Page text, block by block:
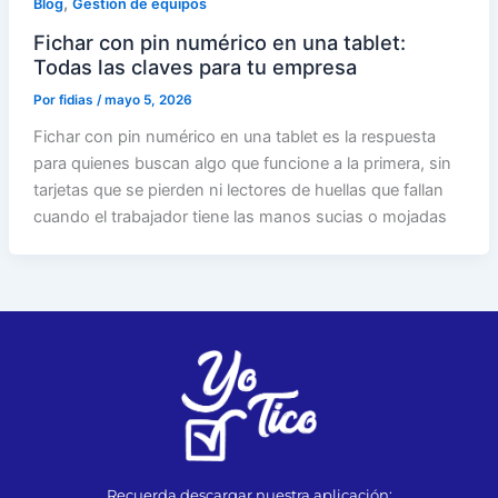
Blog Gestión de equipos
Fichar con pin numérico en una tablet:
Todas las claves para tu empresa
Por fidias /mayo 5, 2026
Fichar con pin numérico en una tablet es la respuesta
para quienes buscan algo que funcione a la primera, sin
tarjetas que se pierden ni lectores de huellas que fallan
cuando el trabajador tiene las manos sucias o mojadas